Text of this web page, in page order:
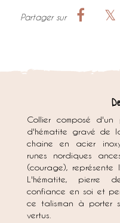
Collier composé
d'hématite gravé de
chaine en acier
runes nordiques
(courage),
L'hématite, pierre
confiance en soi et
ce talisman à porter
vertus.